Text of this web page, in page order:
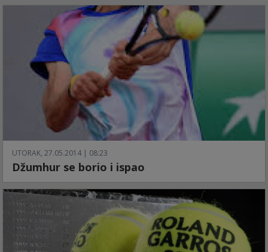
UTORAK, 27.05.2014 | 08:23
Džumhur se borio i ispao